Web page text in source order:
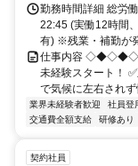
勤務時間詳細 総労
22:45 (実働12時間
有) ※残業・補勤が
仕事内容 ◇◆◇◆◇
未経験スタート！
で気候に左右
業界未経験者歓迎 社員登
交通費全額支給
研修あり
契約社員